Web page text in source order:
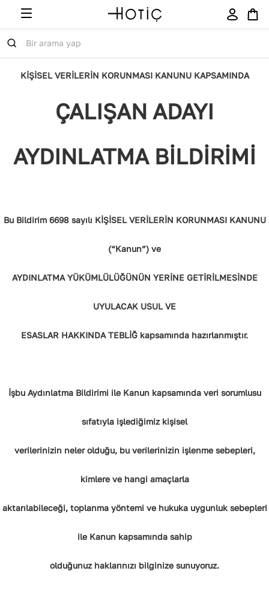
KİŞİSEL VERİLERİN KORUNMASI KANUNU KAPSAMINDA
ÇALIŞAN ADAYI
AYDINLATMA BİLDİRİMİ
Bu Bildirim 6698 sayılı KİŞİSEL VERİLERİN KORUNMASI KANUNU
(“Kanun”) ve
AYDINLATMA YÜKÜMLÜLÜĞÜNÜN YERİNE GETİRİLMESİNDE
UYULACAK USUL VE
ESASLAR HAKKINDA TEBLİĞ kapsamında hazırlanmıştır.
İşbu Aydınlatma Bildirimi ile Kanun kapsamında veri sorumlusu
sıfatıyla işlediğimiz kişisel
verilerinizin neler olduğu, bu verilerinizin işlenme sebepleri,
kimlere ve hangi amaçlarla
aktarılabileceği, toplanma yöntemi ve hukuka uygunluk sebepleri
ile Kanun kapsamında sahip
olduğunuz haklarınızı bilginize sunuyoruz.